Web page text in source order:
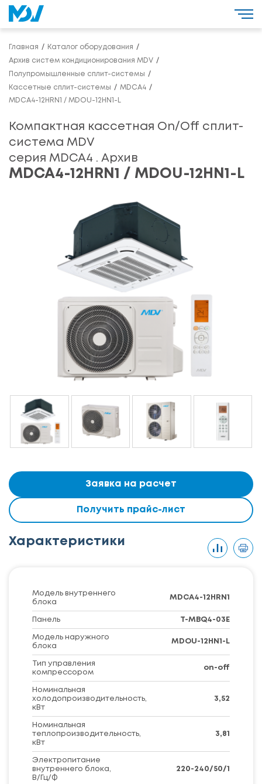
Главная Каталог оборудования
Архив систем кондиционирования MDV
Полупромышленные сплит-системы
Кассетные сплит-системы
MDCA4
MDCA4-12HRN1 / MDOU-12HN1-L
Компактная кассетная On/Off сплит-
система MDV
серия MDCA4 . Архив
MDCA4-12HRN1 / MDOU-12HN1-L
Заявка на расчет
Получить прайс-лист
Характеристики
Модель внутреннего
блока
MDCA4-12HRN1
Панель T-MBQ4-03E
Модель наружного
блока
MDOU-12HN1-L
Тип управления
компрессором
on-off
Номинальная
холодопроизводительность,
кВт
3,52
Номинальная
теплопроизводительность,
кВт
3,81
Электропитание
внутреннего блока,
В/Гц/Ф
220-240/50/1